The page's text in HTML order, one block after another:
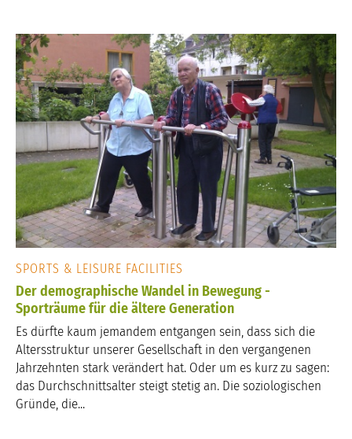
SPORTS & LEISURE FACILITIES
Der demographische Wandel in Bewegung -
Sporträume für die ältere Generation
Es dürfte kaum jemandem entgangen sein, dass sich die
Altersstruktur unserer Gesellschaft in den vergangenen
Jahrzehnten stark verändert hat. Oder um es kurz zu sagen:
das Durchschnittsalter steigt stetig an. Die soziologischen
Gründe, die...